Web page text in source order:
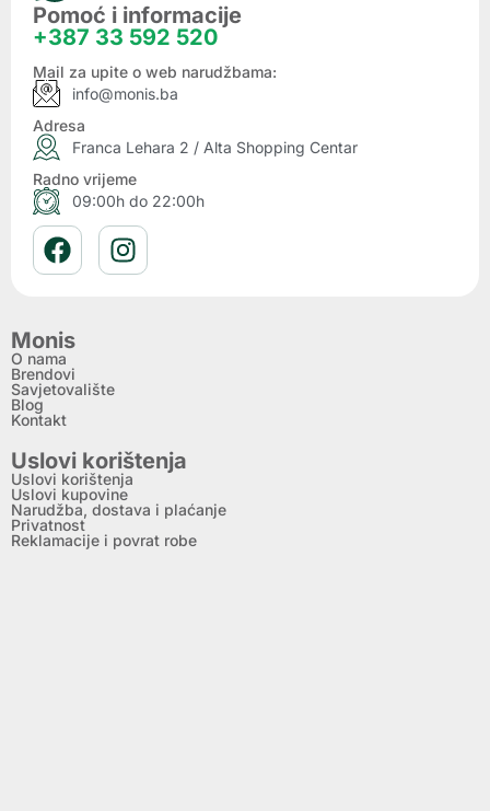
Pomoć i informacije
+387 33 592 520
Mail za upite o web narudžbama:
info@monis.ba
Adresa
Franca Lehara 2 / Alta Shopping Centar
Radno vrijeme
09:00h do 22:00h
Monis
O nama
Brendovi
Savjetovalište
Blog
Kontakt
Uslovi korištenja
Uslovi korištenja
Uslovi kupovine
Narudžba, dostava i plaćanje
Privatnost
Reklamacije i povrat robe